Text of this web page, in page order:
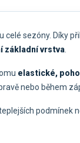
sezóny. Díky
základní vrstva.
elastické,
nebo během
podmínek